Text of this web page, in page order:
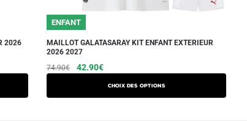
2026
ENFANT
MAILLOT GALATASARAY KIT ENFANT EXTERIEUR
2026 2027
74.90€
Le
42.90€Le
Choix des options
Ce
produit
a